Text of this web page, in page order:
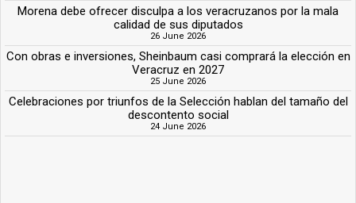
Morena debe ofrecer disculpa a los veracruzanos por la mala
calidad de sus diputados
26 June 2026
Con obras e inversiones, Sheinbaum casi comprará la elección en
Veracruz en 2027
25 June 2026
Celebraciones por triunfos de la Selección hablan del tamaño del
descontento social
24 June 2026